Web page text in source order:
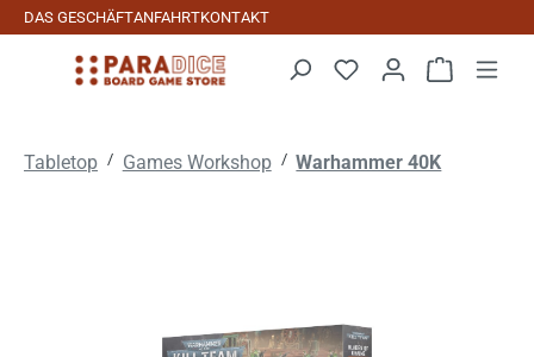
Zum Hauptinhalt springen
DAS GESCHÄFTANFAHRTKONTAKT
Tabletop / Games Workshop / Warhammer 40K